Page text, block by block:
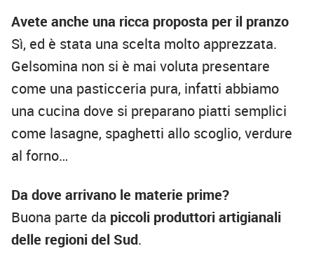
Avete anche una ricca proposta per il pranzo
Sì, ed è stata una scelta molto apprezzata.
Gelsomina non si è mai voluta presentare
come una pasticceria pura, infatti abbiamo
una cucina dove si preparano piatti semplici
come lasagne, spaghetti allo scoglio, verdure
al forno…
Da dove arrivano le materie prime?
Buona parte da piccoli produttori artigianali
delle regioni del Sud.